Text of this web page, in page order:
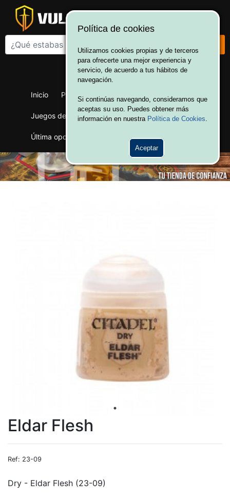
¡Bienvenido a Vulcania!
Inicio Productos Juegos de mesa
Juegos de cartas Merchandising Ofertas
Última oportunidad Wargames
Eldar Flesh
Ref: 23-09
Dry - Eldar Flesh (23-09)
Política de cookies
Utilizamos cookies propias y de terceros
para ofrecerte una mejor experiencia y
servicio, de acuerdo a tus hábitos de
navegación.
Si continúas navegando, consideramos que
aceptas su uso. Puedes obtener más
información en nuestra Política de Cookies.
Aceptar